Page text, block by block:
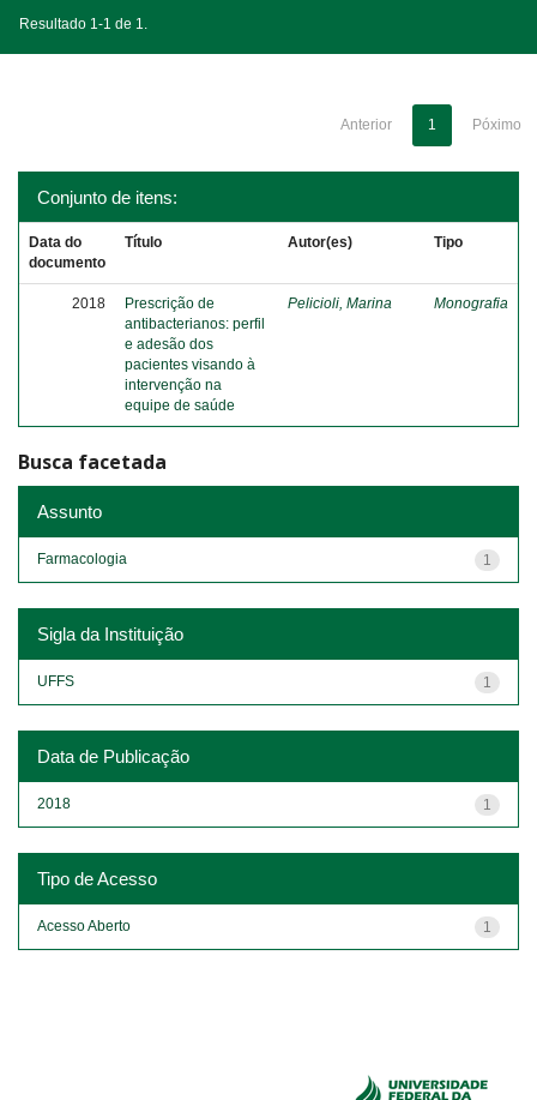
Resultado 1-1 de 1.
Anterior 1 Póximo
Conjunto de itens:
Data do
documento
Título Autor(es) Tipo
2018
Prescrição de
antibacterianos: perfil
e adesão dos
pacientes visando à
intervenção na
equipe de saúde
Pelicioli, Marina Monografia
Busca facetada
Assunto
1
Farmacologia
Sigla da Instituição
1
UFFS
Data de Publicação
1
2018
Tipo de Acesso
1
Acesso Aberto